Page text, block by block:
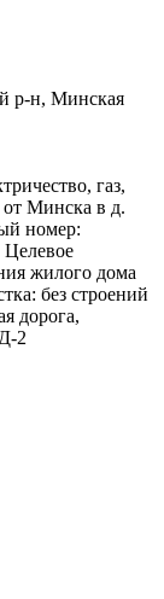
р-н, Минская
газ,
Минска в д.
номер:
Целевое
жилого дома
без строений
дорога,
2